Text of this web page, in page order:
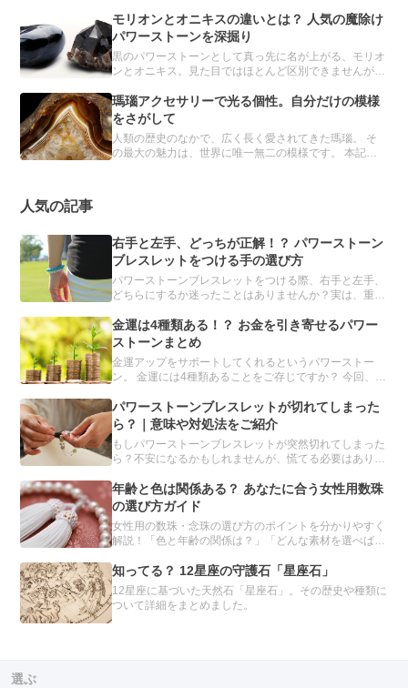
イドでも、推しブレスレットを簡単につくることができ
るんです。
モリオンとオニキスの違いとは？ 人気の魔除け
パワーストーンを深掘り
黒のパワーストーンとして真っ先に名が上がる、モリオ
ンとオニキス。見た目ではほとんど区別できませんが、
の力をもつと信じられ、パワーストーンブレスレットに
は欠かせない存在です。
瑪瑙アクセサリーで光る個性。自分だけの模様
をさがして
人類の歴史のなかで、広く長く愛されてきた瑪瑙。 そ
の最大の魅力は、世界に唯一無二の模様です。 本記事
人気の記事
右手と左手、どっちが正解！？ パワーストーン
ブレスレットをつける手の選び方
パワーストーンブレスレットをつける際、右手と左手、
どちらにするか迷ったことはありませんか？実は、重要
手、それぞれに適したパワーストーンを解説します。
金運は4種類ある！？ お金を引き寄せるパワー
ストーンまとめ
金運アップをサポートしてくれるというパワーストー
ン。 金運には4種類あることをご存じですか？ 今回、誰
を、目的別にまとめました。「金運を上げたい」と願う
人は必読です。
パワーストーンブレスレットが切れてしまった
ら？｜意味や対処法をご紹介
もしパワーストーンブレスレットが突然切れてしまった
ら？不安になるかもしれませんが、慌てる必要はありま
や、切れたときの対処方法について、分かりやすくご紹
介します。
年齢と色は関係ある？ あなたに合う女性用数珠
の選び方ガイド
女性用の数珠・念珠の選び方のポイントを分かりやすく
解説！「色と年齢の関係は？」「どんな素材を選べばい
ったりの数珠を見つけるお手伝いをします。自分だけの
数珠をオーダーメイドできるサービスも。
知ってる？ 12星座の守護石「星座石」
12星座に基づいた天然石「星座石」。その歴史や種類に
ついて詳細をまとめました。
選ぶ